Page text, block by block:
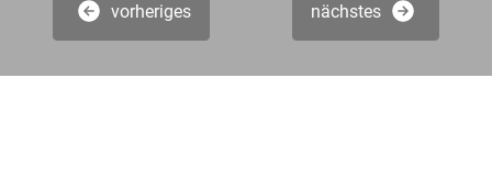
vorheriges nächstes